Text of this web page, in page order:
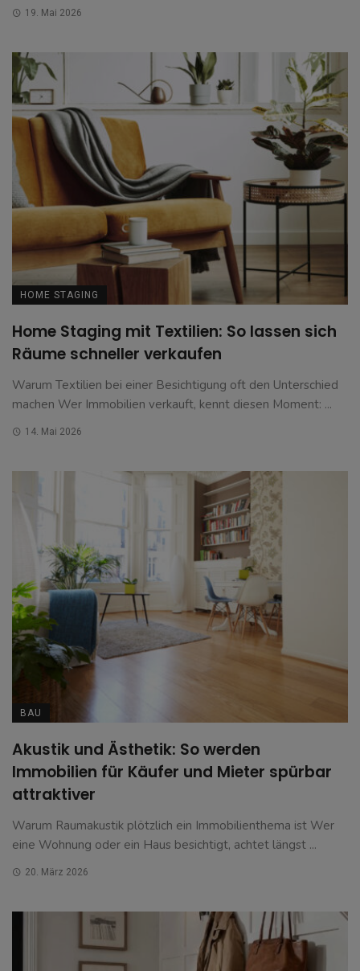
19. Mai 2026
HOME STAGING
Home Staging mit Textilien: So lassen sich
Räume schneller verkaufen
Warum Textilien bei einer Besichtigung oft den Unterschied
machen Wer Immobilien verkauft, kennt diesen Moment: ...
14. Mai 2026
BAU
Akustik und Ästhetik: So werden
Immobilien für Käufer und Mieter spürbar
attraktiver
Warum Raumakustik plötzlich ein Immobilienthema ist Wer
eine Wohnung oder ein Haus besichtigt, achtet längst ...
20. März 2026